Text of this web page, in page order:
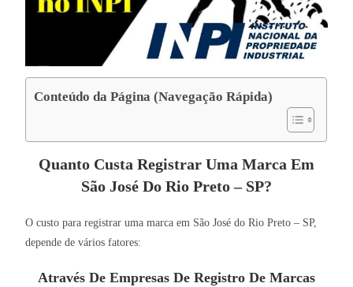
Conteúdo da Página (Navegação Rápida)
Quanto Custa Registrar Uma Marca Em
São José Do Rio Preto – SP?
O custo para registrar uma marca em São José do Rio Preto – SP,
depende de vários fatores:
Através De Empresas De Registro De Marcas